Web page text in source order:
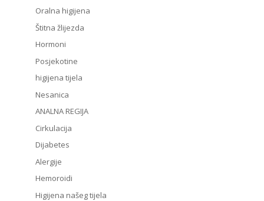
Oralna higijena
Štitna žlijezda
Hormoni
Posjekotine
higijena tijela
Nesanica
ANALNA REGIJA
Cirkulacija
Dijabetes
Alergije
Hemoroidi
Higijena našeg tijela